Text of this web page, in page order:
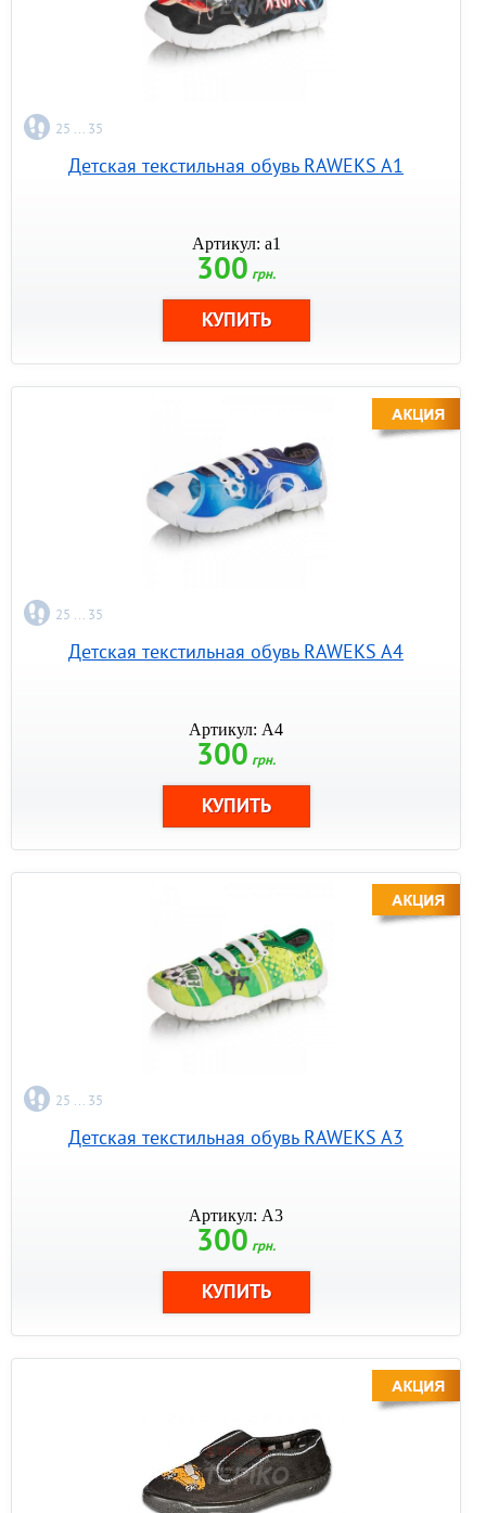
25 ... 35
Детская текстильная обувь RAWEKS A1
Артикул: a1
300 грн.
25 ... 35
Детская текстильная обувь RAWEKS A4
Артикул: A4
300 грн.
25 ... 35
Детская текстильная обувь RAWEKS A3
Артикул: A3
300 грн.